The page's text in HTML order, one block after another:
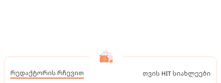
რედაქტორის რჩევით თვის HIT სიახლეები